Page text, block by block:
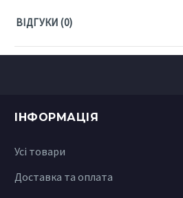
ВІДГУКИ (0)
ІНФОРМАЦІЯ
Усі товари
Доставка та оплата